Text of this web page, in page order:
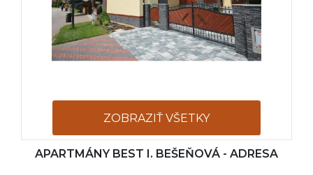
ZOBRAZIŤ VŠETKY
FOTOGRAFIE
APARTMÁNY BEST I. BEŠEŇOVÁ - ADRESA